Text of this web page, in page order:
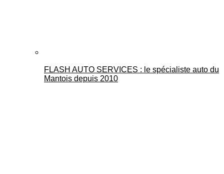
FLASH AUTO SERVICES : le spécialiste auto du
Mantois depuis 2010